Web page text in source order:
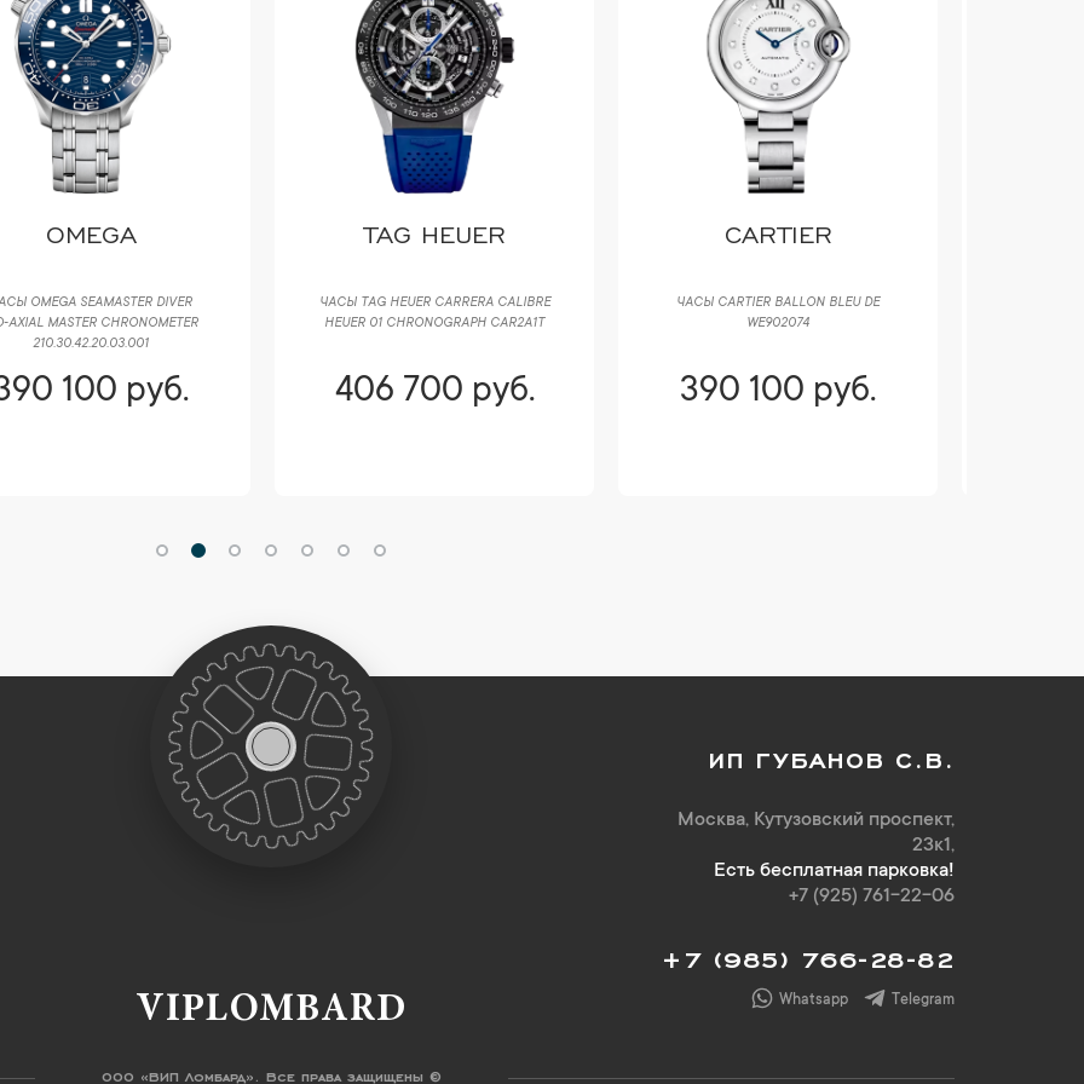
OMEGA
OMEGA SEAMASTER DIVER
MASTER CHRONOMETER
210.30.42.20.03.001
100 руб.
TAG HEUER
ЧАСЫ TAG HEUER CARRERA CALIBRE
HEUER 01 CHRONOGRAPH CAR2A1T
406 700 руб.
CARTIER
ЧАСЫ CARTIER BALLON BLEU DE
WE902074
390 100 руб.
ИП ГУБАНОВ С.В.
Москва, Кутузовский проспект,
23к1,
Есть бесплатная парковка!
+7 (925) 761-22-06
+7 (985) 766-28-82
Whatsapp Telegram
VIPLOMBARD
ООО «ВИП Ломбард». Все права защищены ©